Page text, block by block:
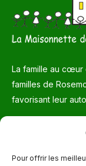
Pour offrir les
La famille au cœur
familles de
favorisant leur